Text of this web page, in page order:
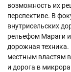
возможность их
перспективе. В
внутрисельских
рельефом Мараги
дорожная
местным властям
и дорога в